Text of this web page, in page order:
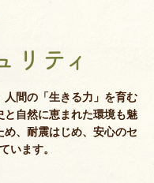
リティ
間の「生きる力」を育む
と自然に恵まれた環境も魅
、耐震はじめ、安心のセ
います。